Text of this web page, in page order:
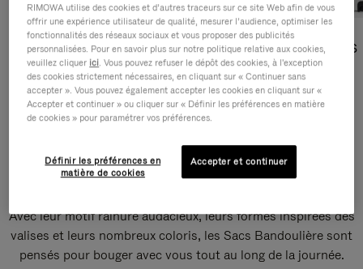
Sacs Bandoulière
DÉCOUVRIR
Sacs Cabas
DÉCOUVRIR
Sacs Bandoulière Groove
Avec leur motif rainuré audacieux, leurs formes inspirées des
valises et leurs nombreux coloris, les Sacs Bandoulière sont
pensés pour bouger avec vous tout au long de la journée.
RIMOWA utilise des cookies et d’autres traceurs sur ce site Web afin de vous
offrir une expérience utilisateur de qualité, mesurer l’audience, optimiser les
fonctionnalités des réseaux sociaux et vous proposer des publicités
personnalisées. Pour en savoir plus sur notre politique relative aux cookies,
veuillez cliquer ici. Vous pouvez refuser le dépôt des cookies, à l'exception
des cookies strictement nécessaires, en cliquant sur « Continuer sans
accepter ». Vous pouvez également accepter les cookies en cliquant sur «
Accepter et continuer » ou cliquer sur « Définir les préférences en matière
de cookies » pour paramétrer vos préférences.
Définir les préférences en
matière de cookies
Accepter et continuer